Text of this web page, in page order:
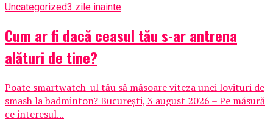
Uncategorized3 zile inainte
Cum ar fi dacă ceasul tău s-ar antrena
alături de tine?
Poate smartwatch-ul tău să măsoare viteza unei lovituri de
smash la badminton? București, 3 august 2026 – Pe măsură
ce interesul...